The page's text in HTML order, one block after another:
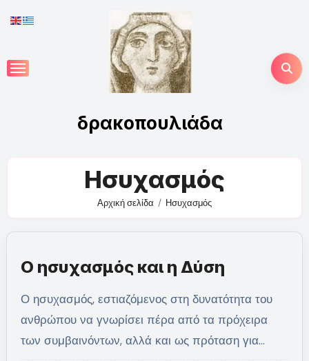
to
δρακοπουλιάδα
Ησυχασμός
Αρχική σελίδα Ησυχασμός
Ο ησυχασμός και η Δύση
Ο ησυχασμός, εστιαζόμενος στη δυνατότητα του
ανθρώπου να γνωρίσει πέρα από τα πρόχειρα
των συμβαινόντων, αλλά και ως πρόταση για…